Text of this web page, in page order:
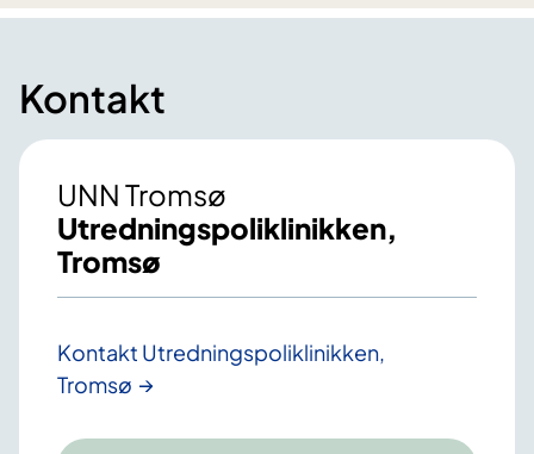
Kontakt
UNN Tromsø
Utredningspoliklinikken,
Tromsø
Kontakt Utredningspoliklinikken,
Tromsø